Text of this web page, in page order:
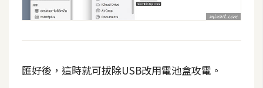
匯好後，這時就可拔除USB改用電池盒攻電。